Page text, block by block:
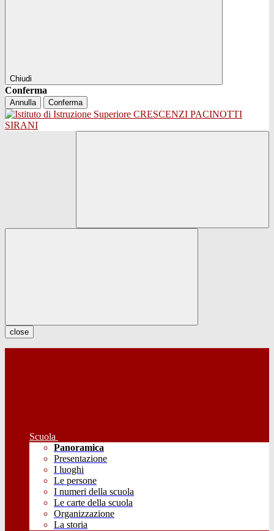
Chiudi
Conferma
Annulla Conferma
close
Scuola
Panoramica
Presentazione
I luoghi
Le persone
I numeri della scuola
Le carte della scuola
Organizzazione
La storia